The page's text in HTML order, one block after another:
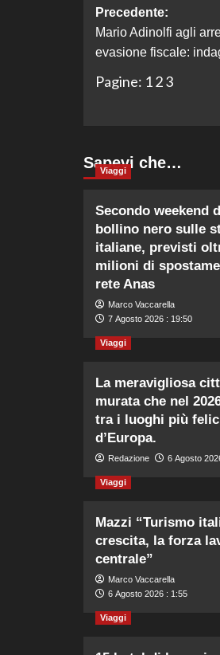
Navigazione
articolo
Precedente:
Mario Adinolfi agli
evasione fiscale:
Pagine: 1 2 3
Sapevi che…
Viaggi
Secondo weekend
bollino nero sulle
italiane, previsti
milioni di
rete Anas
Marco Vaccarella
7 Agosto 2026 : 19:50
Viaggi
La meravigliosa
murata che nel
tra i luoghi più
d’Europa.
Redazione 6 Agosto
Viaggi
Mazzi “Turismo
crescita, la forza
centrale”
Marco Vaccarella
6 Agosto 2026 : 1:55
Viaggi